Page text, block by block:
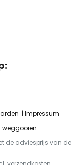
Impressum
weggooien
de adviesprijs van de
verzendkosten.